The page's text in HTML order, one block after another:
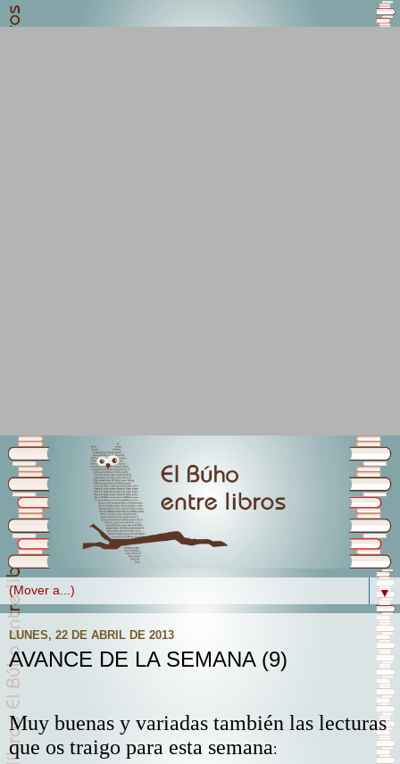
▼
LUNES, 22 DE ABRIL DE 2013
AVANCE DE LA SEMANA (9)
Muy buenas y variadas también las lecturas
que os traigo para esta semana: